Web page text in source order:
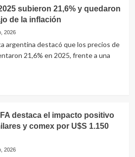
subieron 21,6% y quedaron
de la inflación
2026
argentina destacó que los precios de
21,6% en 2025, frente a una
destaca el impacto positivo
y comex por U$S 1.150
2026